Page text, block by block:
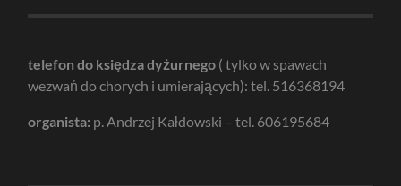
telefon do księdza dyżurnego ( tylko w spawach
wezwań do chorych i umierających): tel. 516368194
organista: p. Andrzej Kałdowski – tel. 606195684